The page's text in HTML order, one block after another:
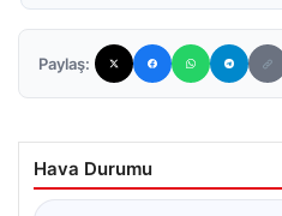
Paylaş:
Hava Durumu